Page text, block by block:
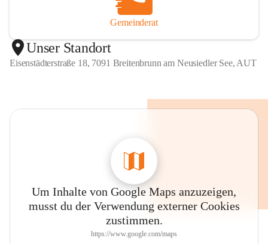
Gemeinderat
Unser Standort
Eisenstädterstraße 18, 7091 Breitenbrunn am Neusiedler See, AUT
Um Inhalte von Google Maps anzuzeigen,
musst du der Verwendung externer Cookies
zustimmen.
https://www.google.com/maps